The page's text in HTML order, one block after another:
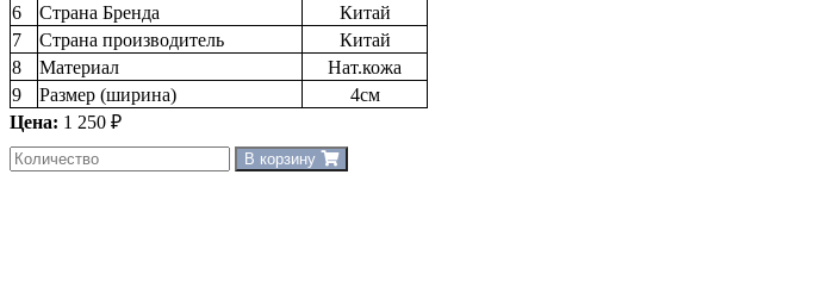
6
Страна Бренда
Китай
7
Страна производитель
Китай
8
Материал
Нат.кожа
9
Размер (ширина)
4см
Цена: 1 250 ₽
В корзину